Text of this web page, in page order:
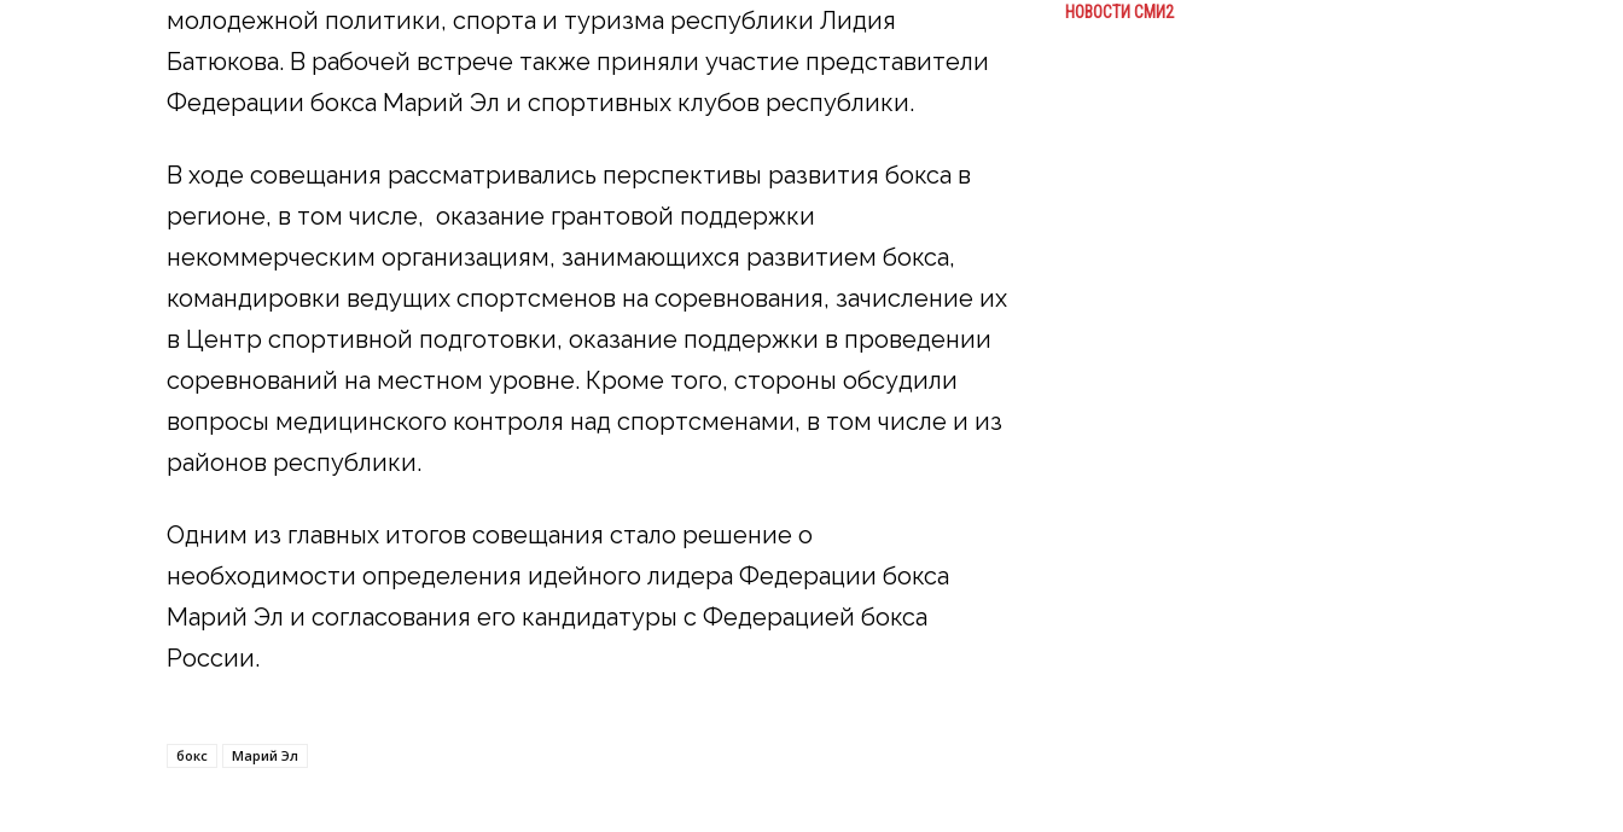
молодежной политики, спорта и туризма республики Лидия
Батюкова. В рабочей встрече также приняли участие представители
Федерации бокса Марий Эл и спортивных клубов республики.
В ходе совещания рассматривались перспективы развития бокса в
регионе, в том числе, оказание грантовой поддержки
некоммерческим организациям, занимающихся развитием бокса,
командировки ведущих спортсменов на соревнования, зачисление их
в Центр спортивной подготовки, оказание поддержки в проведении
соревнований на местном уровне. Кроме того, стороны обсудили
вопросы медицинского контроля над спортсменами, в том числе и из
районов республики.
Одним из главных итогов совещания стало решение о
необходимости определения идейного лидера Федерации бокса
Марий Эл и согласования его кандидатуры с Федерацией бокса
России.
бокс Марий Эл
НОВОСТИ СМИ2